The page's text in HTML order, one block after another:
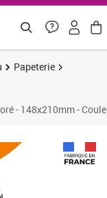
Papeterie
- 148x210mm -